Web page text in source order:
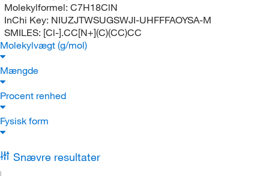
Molekylformel: C7H18ClN
InChi Key: NIUZJTWSUGSWJI-UHFFFAOYSA-M
SMILES: [Cl-].CC[N+](C)(CC)CC
Molekylvægt (g/mol)
Mængde
Procent renhed
Fysisk form
Snævre resultater